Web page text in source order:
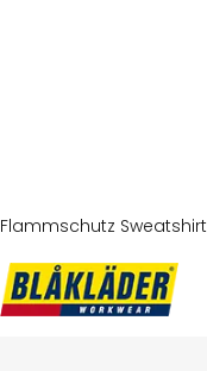
Flammschutz Sweatshirt